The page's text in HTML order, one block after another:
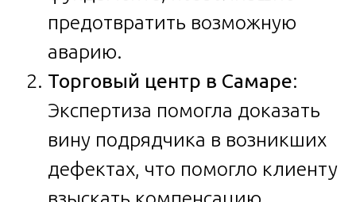
предотвратить возможную
аварию.
Торговый центр в Самаре:
Экспертиза помогла доказать
вину подрядчика в возникших
дефектах, что помогло клиенту